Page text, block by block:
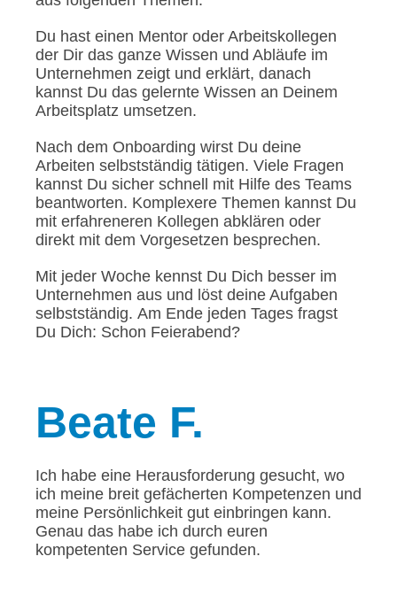
Du hast einen Mentor oder Arbeitskollegen
der Dir das ganze Wissen und Abläufe im
Unternehmen zeigt und erklärt, danach
kannst Du das gelernte Wissen an Deinem
Arbeitsplatz umsetzen.
Nach dem Onboarding wirst Du deine
Arbeiten selbstständig tätigen. Viele Fragen
kannst Du sicher schnell mit Hilfe des Teams
beantworten. Komplexere Themen kannst Du
mit erfahreneren Kollegen abklären oder
direkt mit dem Vorgesetzen besprechen.
Mit jeder Woche kennst Du Dich besser im
Unternehmen aus und löst deine Aufgaben
selbstständig. Am Ende jeden Tages fragst
Du Dich: Schon Feierabend?
Beate F.
Ich habe eine Herausforderung gesucht, wo
ich meine breit gefächerten Kompetenzen und
meine Persönlichkeit gut einbringen kann.
Genau das habe ich durch euren
kompetenten Service gefunden.